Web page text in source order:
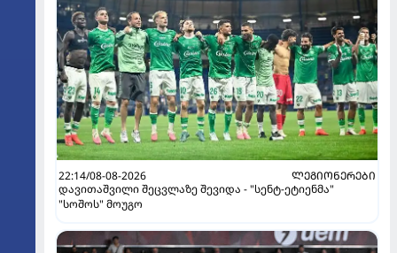
22:14/08-08-2026
ᲚᲔᲒᲘᲝᲜᲔᲠᲔᲑᲘ
დავითაშვილი შეცვლაზე შევიდა - "სენტ-ეტიენმა"
"სოშოს" მოუგო